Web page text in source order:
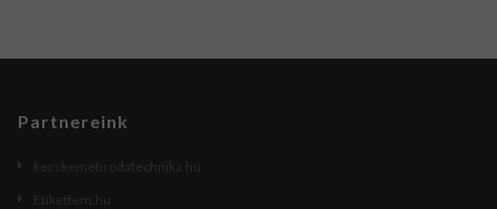
Partnereink
kecskemetirodatechnika.hu
Etikettem.hu